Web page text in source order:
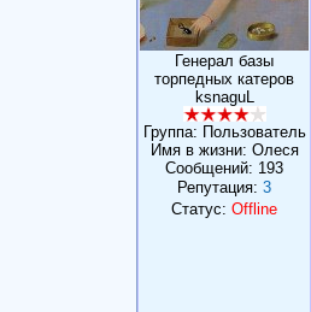
Генерал базы
торпедных катеров
ksnaguL
Группа: Пользователь
Имя в жизни: Олеся
Сообщений: 193
Репутация: 3
Статус: Offline